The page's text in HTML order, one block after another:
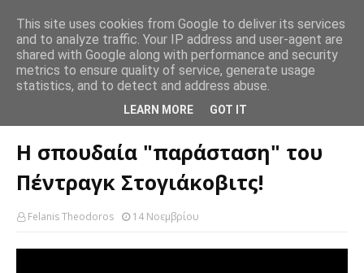
Η σπουδαία "παράσταση" του Πέντραγκ
Η σπουδαία "παράσταση" του
Πέντραγκ Στογιάκοβιτς!
Felanis Theodoros 14 Νοεμβρίου
This site uses cookies from Google to deliver its services
and to analyze traffic. Your IP address and user-agent are
shared with Google along with performance and security
metrics to ensure quality of service, generate usage
statistics, and to detect and address abuse.
LEARN MORE GOT IT